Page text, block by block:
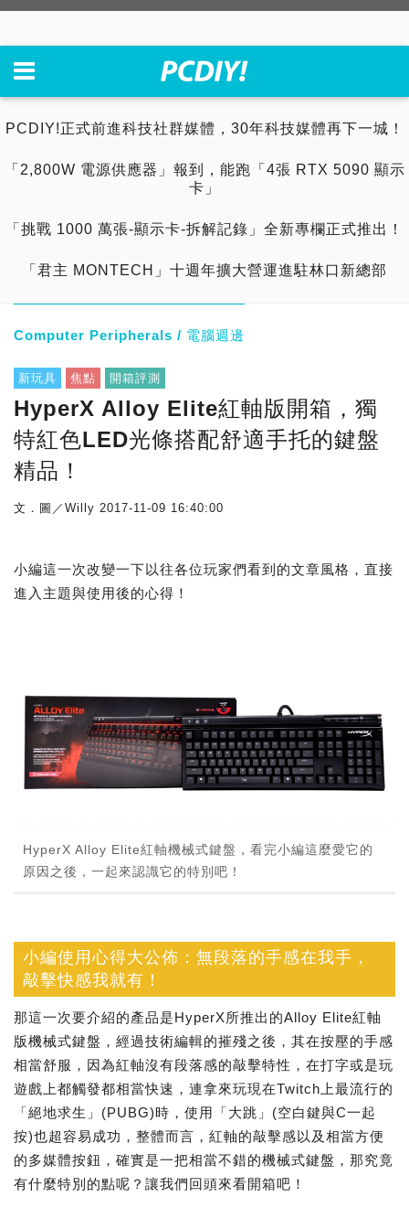
PCDIY!正式前進科技社群媒體，30年科技媒體再下一城！
「2,800W 電源供應器」報到，能跑「4張 RTX 5090 顯示
卡」
「挑戰 1000 萬張-顯示卡-拆解記錄」全新專欄正式推出！
「君主 MONTECH」十週年擴大營運進駐林口新總部
Computer Peripherals / 電腦週邊
新玩具 焦點 開箱評測
HyperX Alloy Elite紅軸版開箱，獨
特紅色LED光條搭配舒適手托的鍵盤
精品！
文．圖／Willy 2017-11-09 16:40:00
小編這一次改變一下以往各位玩家們看到的文章風格，直接
進入主題與使用後的心得！
HyperX Alloy Elite紅軸機械式鍵盤，看完小編這麼愛它的
原因之後，一起來認識它的特別吧！
小編使用心得大公佈：無段落的手感在我手，
敲擊快感我就有！
那這一次要介紹的產品是HyperX所推出的Alloy Elite紅軸
版機械式鍵盤，經過技術編輯的摧殘之後，其在按壓的手感
相當舒服，因為紅軸沒有段落感的敲擊特性，在打字或是玩
遊戲上都觸發都相當快速，連拿來玩現在Twitch上最流行的
「絕地求生」(PUBG)時，使用「大跳」(空白鍵與C一起
按)也超容易成功，整體而言，紅軸的敲擊感以及相當方便
的多媒體按鈕，確實是一把相當不錯的機械式鍵盤，那究竟
有什麼特別的點呢？讓我們回頭來看開箱吧！